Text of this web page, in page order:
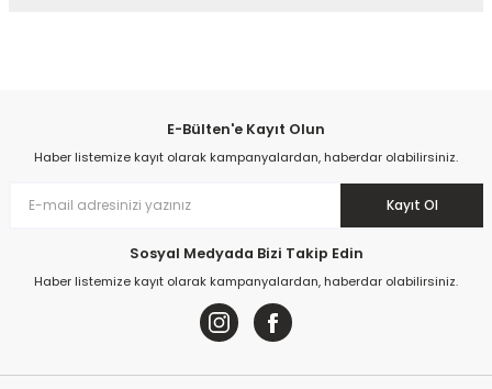
E-Bülten'e Kayıt Olun
Haber listemize kayıt olarak kampanyalardan, haberdar olabilirsiniz.
Kayıt Ol
Sosyal Medyada Bizi Takip Edin
Haber listemize kayıt olarak kampanyalardan, haberdar olabilirsiniz.